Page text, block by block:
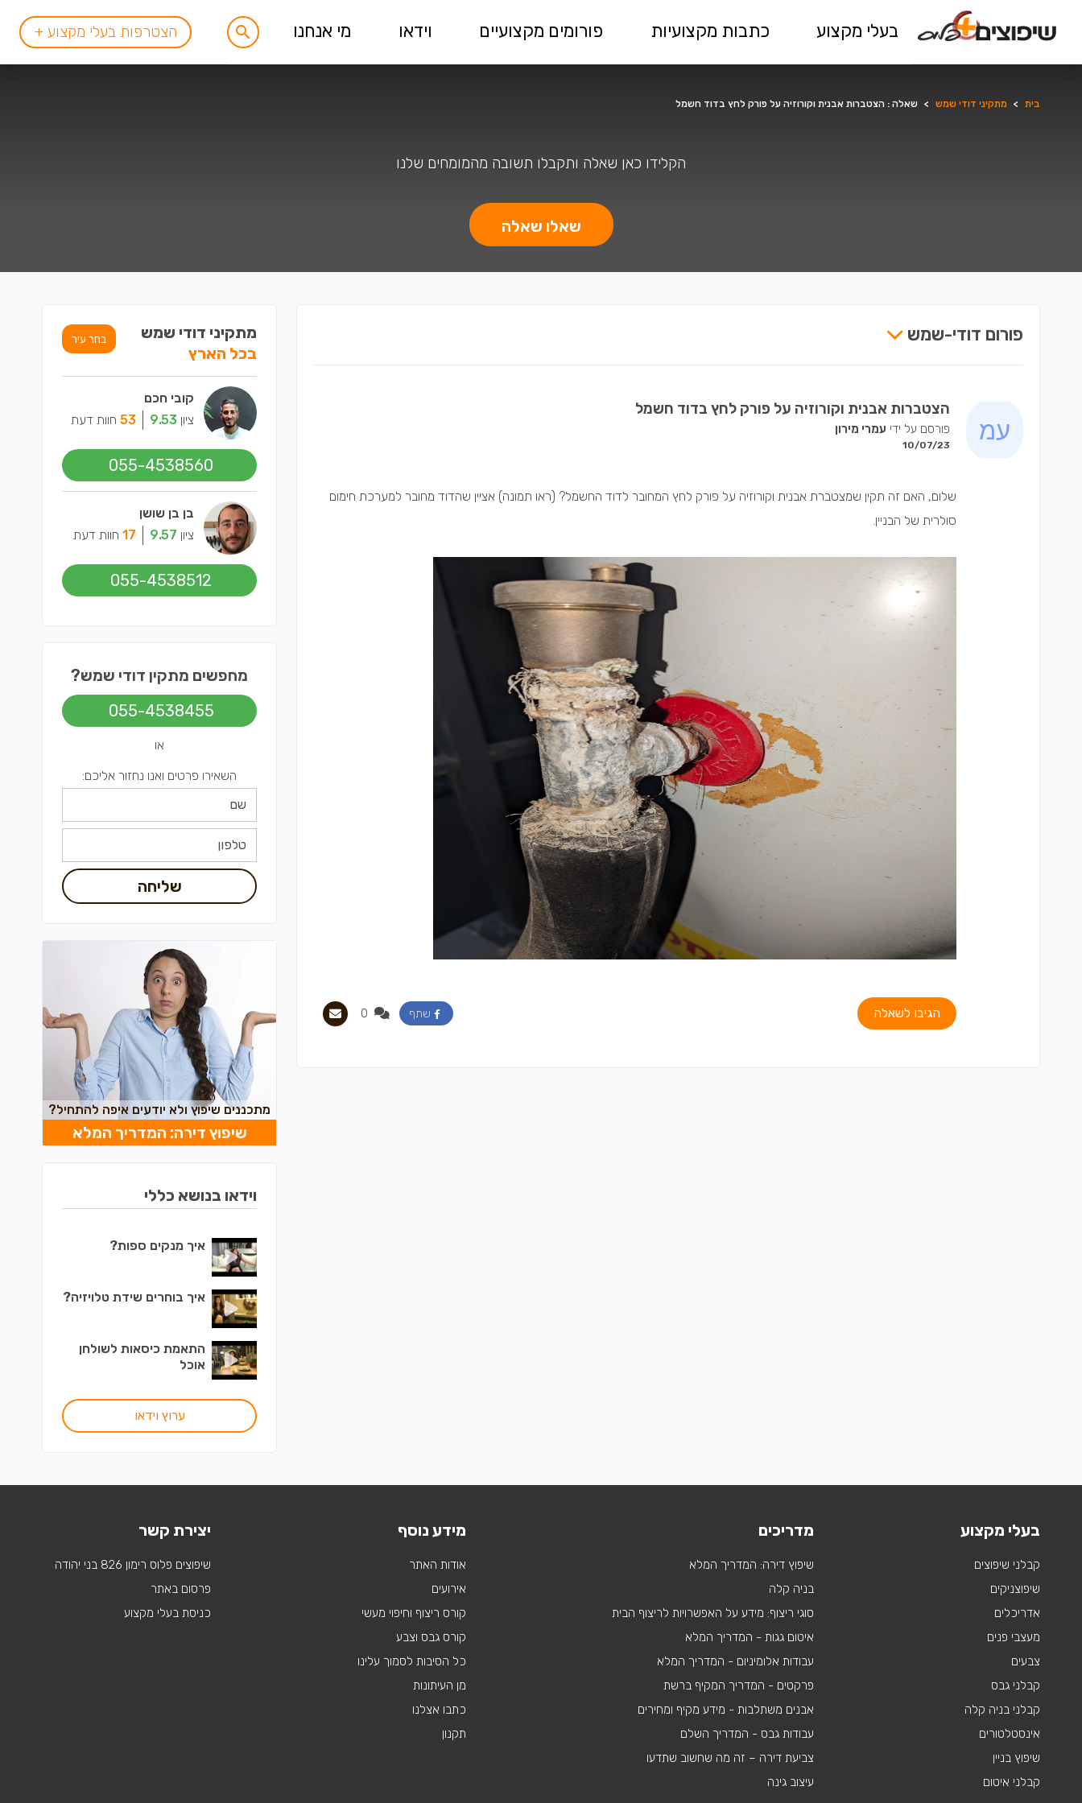
בעלי מקצוע כתבות מקצועיות פורומים מקצועיים וידאו מי אנחנו הצטרפות בעלי מקצוע +
בית > מתקיני דודי שמש > שאלה : הצטברות אבנית וקורוזיה על פורק לחץ בדוד חשמל
הקלידו כאן שאלה ותקבלו תשובה מהמומחים שלנו
שאלו שאלה
פורום דודי-שמש
הצטברות אבנית וקורוזיה על פורק לחץ בדוד חשמל
פורסם על ידי עמרי מירון
10/07/23
שלום, האם זה תקין שמצטברת אבנית וקורוזיה על פורק לחץ המחובר לדוד החשמל? (ראו תמונה) אציין שהדוד מחובר למערכת חימום
סולרית של הבניין.
הגיבו לשאלה שתף
מתקיני דודי שמש
בכל הארץ
בחר עיר
קובי חכם
ציון 9.53
53 חוות דעת
055-4538560
בן בן שושן
ציון 9.57
17 חוות דעת
055-4538512
מחפשים מתקין דודי שמש?
055-4538455
או
השאירו פרטים ואנו נחזור אליכם:
שליחה
מתכננים שיפוץ ולא יודעים איפה להתחיל?
שיפוץ דירה: המדריך המלא
וידאו בנושא כללי
איך מנקים ספות?
איך בוחרים שידת טלויזיה?
התאמת כיסאות לשולחן
אוכל
ערוץ וידאו
בעלי מקצוע
קבלני שיפוצים
שיפוצניקים
אדריכלים
מעצבי פנים
צבעים
קבלני גבס
קבלני בניה קלה
אינסטלטורים
שיפוץ בניין
קבלני איטום
מדריכים
שיפוץ דירה: המדריך המלא
בניה קלה
סוגי ריצוף: מידע על האפשרויות לריצוף הבית
איטום גגות - המדריך המלא
עבודות אלומיניום - המדריך המלא
פרקטים - המדריך המקיף ברשת
אבנים משתלבות - מידע מקיף ומחירים
עבודות גבס - המדריך השלם
צביעת דירה – זה מה שחשוב שתדעו
עיצוב גינה
מידע נוסף
אודות האתר
אירועים
קורס ריצוף וחיפוי מעשי
קורס גבס וצבע
כל הסיבות לסמוך עלינו
מן העיתונות
כתבו אצלנו
תקנון
יצירת קשר
שיפוצים פלוס רימון 826 בני יהודה
פרסום באתר
כניסת בעלי מקצוע